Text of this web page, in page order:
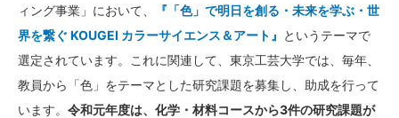
ィング事業」において、
『「色」で明日を創る・未来を学ぶ・世
界を繋ぐ KOUGEI カラーサイエンス＆アート』 というテーマで
選定されています。これに関連して、東京工芸大学では、毎年、
教員から「色」をテーマとした研究課題を募集し、助成を行って
います。 令和元年度は、化学・材料コースから3件の研究課題が